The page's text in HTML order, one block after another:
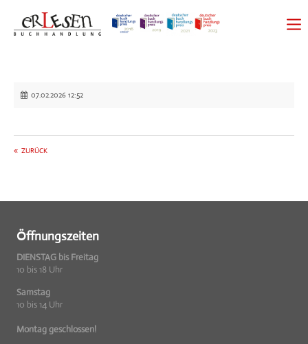
07.02.2026 12:52
ZURÜCK
Öffnungszeiten
DIENSTAG bis Freitag
10 bis 18 Uhr
Samstag
10 bis 14 Uhr
Montag geschlossen!